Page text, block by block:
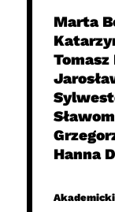
Marta
Hanna